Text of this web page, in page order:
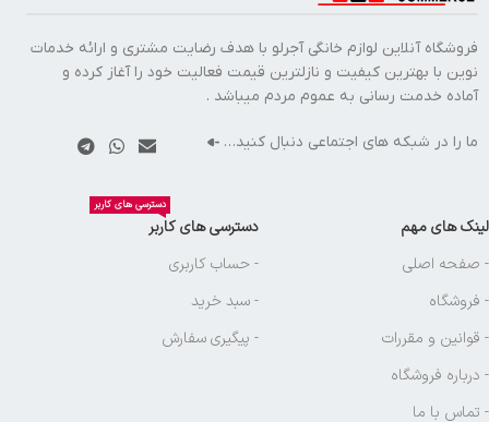
فروشگاه آنلاین لوازم خانگی آجرلو با هدف رضایت مشتری و ارائه خدمات
نوین با بهترین کیفیت و نازلترین قیمت فعالیت خود را آغاز کرده و
آماده خدمت رسانی به عموم مردم میباشد .
ما را در شبکه های اجتماعی دنبال کنید…
لینک های مهم
- صفحه اصلی
- فروشگاه
- قوانین و مقررات
- درباره فروشگاه
- تماس با ما
دسترسی های کاربر
دسترسی های کاربر
- حساب کاربری
- سبد خرید
- پیگیری سفارش